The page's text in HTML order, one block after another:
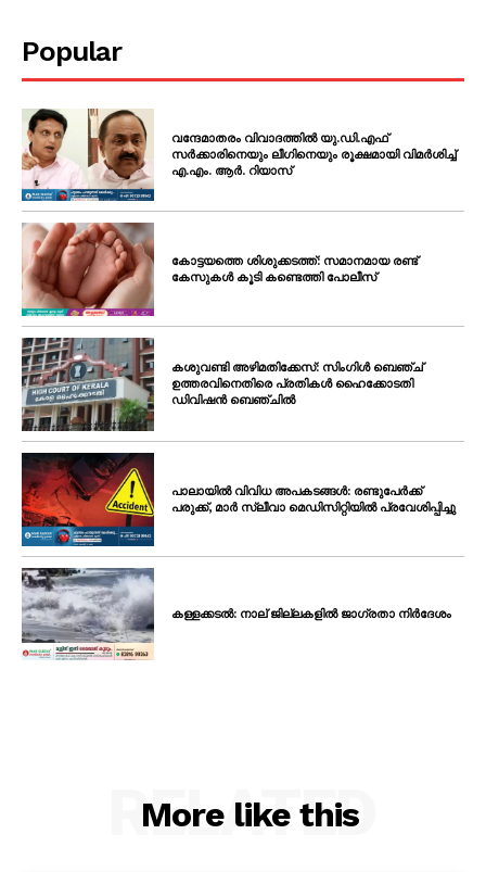
Popular
വന്ദേമാതരം വിവാദത്തിൽ യു.ഡി.എഫ്
സർക്കാരിനെയും ലീഗിനെയും രൂക്ഷമായി വിമർശിച്ച്
എ.എം. ആർ. റിയാസ്
കോട്ടയത്തെ ശിശുക്കടത്ത്: സമാനമായ രണ്ട്
കേസുകൾ കൂടി കണ്ടെത്തി പോലീസ്
കശുവണ്ടി അഴിമതിക്കേസ്: സിംഗിൾ ബെഞ്ച്
ഉത്തരവിനെതിരെ പ്രതികൾ ഹൈക്കോടതി
ഡിവിഷൻ ബെഞ്ചിൽ
പാലായിൽ വിവിധ അപകടങ്ങൾ: രണ്ടുപേർക്ക്
പരുക്ക്, മാർ സ്ലീവാ മെഡിസിറ്റിയിൽ പ്രവേശിപ്പിച്ചു
കള്ളക്കടൽ: നാല് ജില്ലകളിൽ ജാഗ്രതാ നിർദേശം
More like this
RELATED